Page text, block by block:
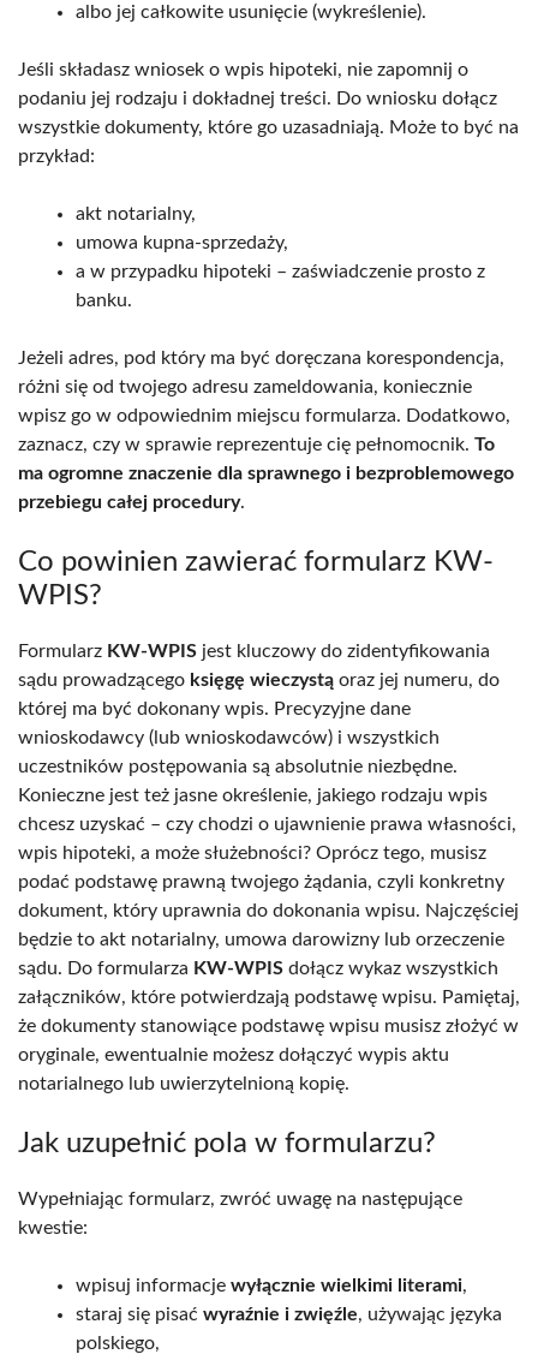
albo jej całkowite usunięcie (wykreślenie).
Jeśli składasz wniosek o wpis hipoteki, nie zapomnij o
podaniu jej rodzaju i dokładnej treści. Do wniosku dołącz
wszystkie dokumenty, które go uzasadniają. Może to być na
przykład:
akt notarialny,
umowa kupna-sprzedaży,
a w przypadku hipoteki – zaświadczenie prosto z
banku.
Jeżeli adres, pod który ma być doręczana korespondencja,
różni się od twojego adresu zameldowania, koniecznie
wpisz go w odpowiednim miejscu formularza. Dodatkowo,
zaznacz, czy w sprawie reprezentuje cię pełnomocnik. To
ma ogromne znaczenie dla sprawnego i bezproblemowego
przebiegu całej procedury.
Co powinien zawierać formularz KW-
WPIS?
Formularz KW-WPIS jest kluczowy do zidentyfikowania
sądu prowadzącego księgę wieczystą oraz jej numeru, do
której ma być dokonany wpis. Precyzyjne dane
wnioskodawcy (lub wnioskodawców) i wszystkich
uczestników postępowania są absolutnie niezbędne.
Konieczne jest też jasne określenie, jakiego rodzaju wpis
chcesz uzyskać – czy chodzi o ujawnienie prawa własności,
wpis hipoteki, a może służebności? Oprócz tego, musisz
podać podstawę prawną twojego żądania, czyli konkretny
dokument, który uprawnia do dokonania wpisu. Najczęściej
będzie to akt notarialny, umowa darowizny lub orzeczenie
sądu. Do formularza KW-WPIS dołącz wykaz wszystkich
załączników, które potwierdzają podstawę wpisu. Pamiętaj,
że dokumenty stanowiące podstawę wpisu musisz złożyć w
oryginale, ewentualnie możesz dołączyć wypis aktu
notarialnego lub uwierzytelnioną kopię.
Jak uzupełnić pola w formularzu?
Wypełniając formularz, zwróć uwagę na następujące
kwestie:
wpisuj informacje wyłącznie wielkimi literami,
staraj się pisać wyraźnie i zwięźle, używając języka
polskiego,